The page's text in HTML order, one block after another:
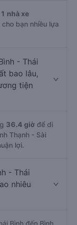
1 nhà xe
bạn nhiều lựa
- Thái
bao lâu,
tiện
36.4 giờ để di
Thạnh - Sài
lợi.
- Thái
nhiêu
Bình đến Bình